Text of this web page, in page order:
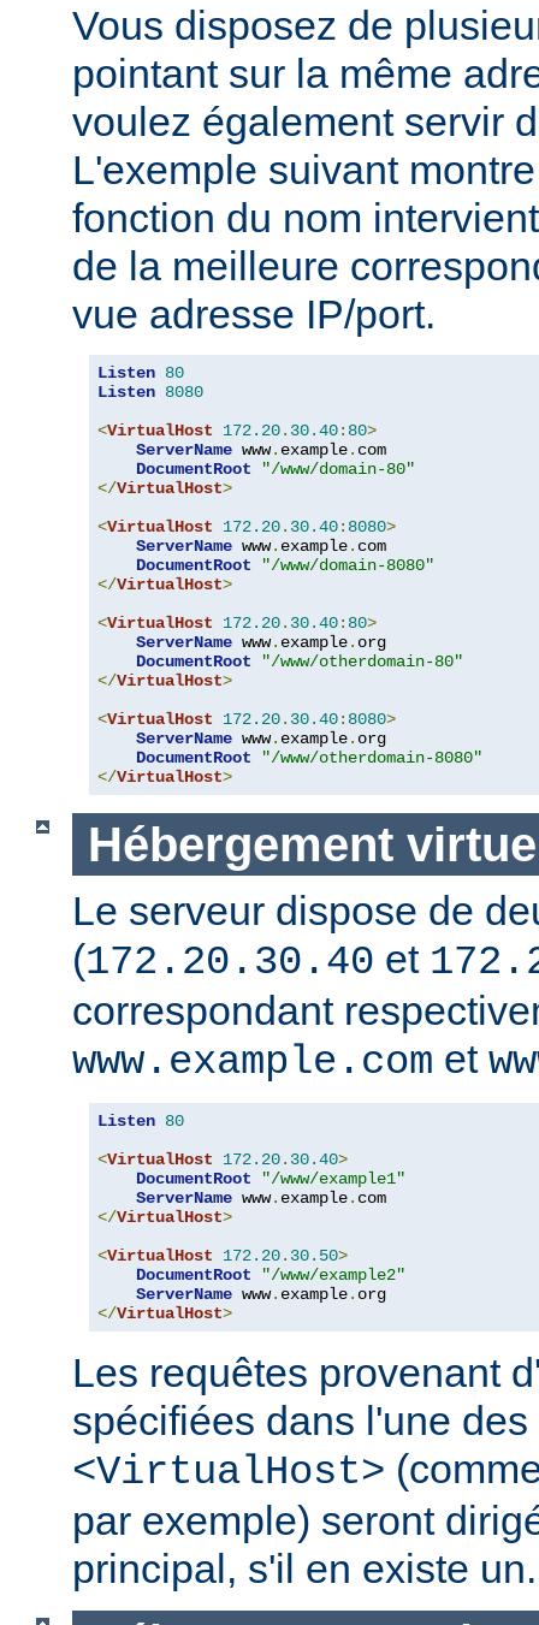
Vous disposez de
pointant sur la même
voulez également servir
L'exemple suivant
fonction du nom
de la meilleure
vue adresse IP/port.
Listen 80
Listen 8080
<VirtualHost 172.20. 30.40: 80>
ServerName www. example. com
DocumentRoot
"/www/domain-80"
</VirtualHost>
<VirtualHost 172.20. 30.40: 8080>
ServerName www. example. com
DocumentRoot
"/www/domain-8080"
</VirtualHost>
<VirtualHost 172.20. 30.40: 80>
ServerName www. example. org
DocumentRoot
"/www/otherdomain-80"
</VirtualHost>
<VirtualHost 172.20. 30.40: 8080>
ServerName www. example. org
DocumentRoot
"/www/otherdomain-8080"
</VirtualHost>
Hébergement
Le serveur dispose de
(172.20.30.40 et
correspondant
www.example.com et
Listen 80
<VirtualHost 172.20. 30.40>
DocumentRoot
"/www/example1"
ServerName www. example.
</VirtualHost>
<VirtualHost 172.20. 30.50>
DocumentRoot
"/www/example2"
ServerName www. example.
</VirtualHost>
Les requêtes provenant
spécifiées dans l'une
<VirtualHost>
par exemple) seront
principal, s'il en existe un.